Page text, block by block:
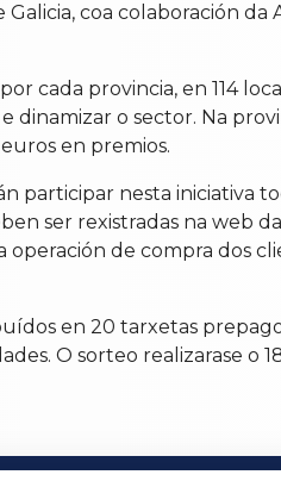
coa colaboración
cada provincia, en 114
dinamizar o sector. Na
en premios.
participar nesta iniciativa
ser rexistradas na web
de compra dos
en 20 tarxetas
O sorteo realizarase o